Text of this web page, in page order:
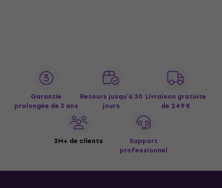
Garantie
prolongée de 3 ans
Retours jusqu’à 30
jours
Livraison gratuite
de 249 €
3M+ de clients
Support
professionnel